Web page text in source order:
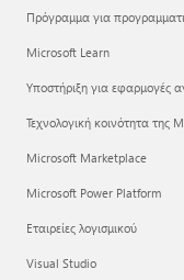
Πρόγραμμα για
Microsoft Learn
Υποστήριξη για εφαρμογές
Τεχνολογική κοινότητα της
Microsoft Marketplace
Microsoft Power Platform
Εταιρείες λογισμικού
Visual Studio